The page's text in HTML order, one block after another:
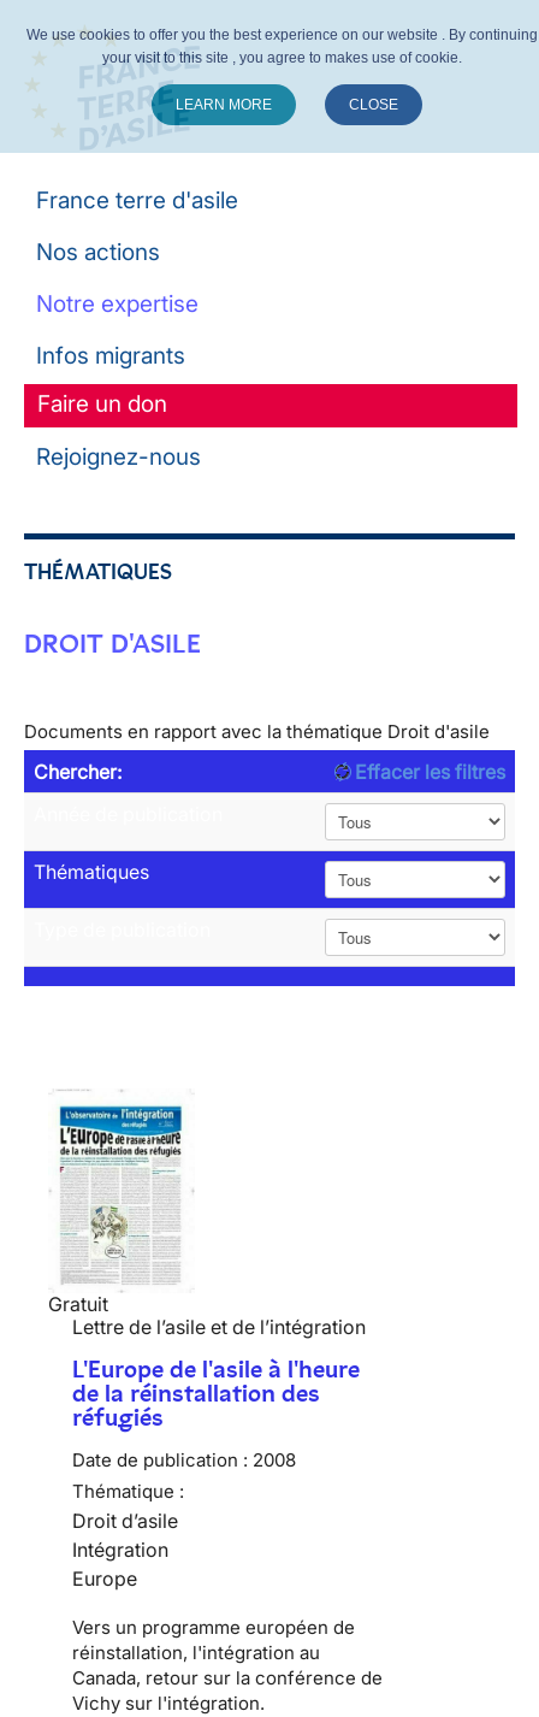
France terre d'asile
Nos actions
Notre expertise
Infos migrants
Faire un don
Rejoignez-nous
THÉMATIQUES
DROIT D'ASILE
Documents en rapport avec la thématique Droit d'asile
Chercher:
Effacer les filtres
Thématiques
Gratuit
Lettre de l’asile et de l’intégration
L'Europe de l'asile à l'heure
de la réinstallation des
réfugiés
Date de publication : 2008
Thématique :
Droit d’asile
Intégration
Europe
Vers un programme européen de
réinstallation, l'intégration au
Canada, retour sur la conférence de
Vichy sur l'intégration.
We use cookies to offer you the best experience on our website . By continuing
your visit to this site , you agree to makes use of cookie.
LEARN MORE CLOSE